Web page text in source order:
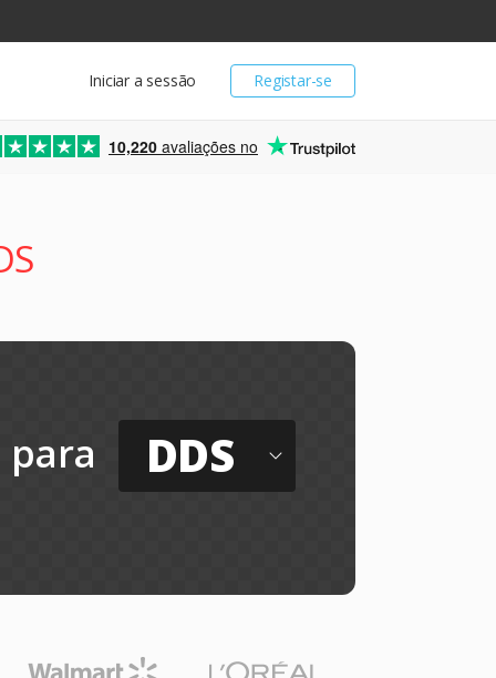
Registar-se
Iniciar a sessão
10,220 avaliações no
para DDS